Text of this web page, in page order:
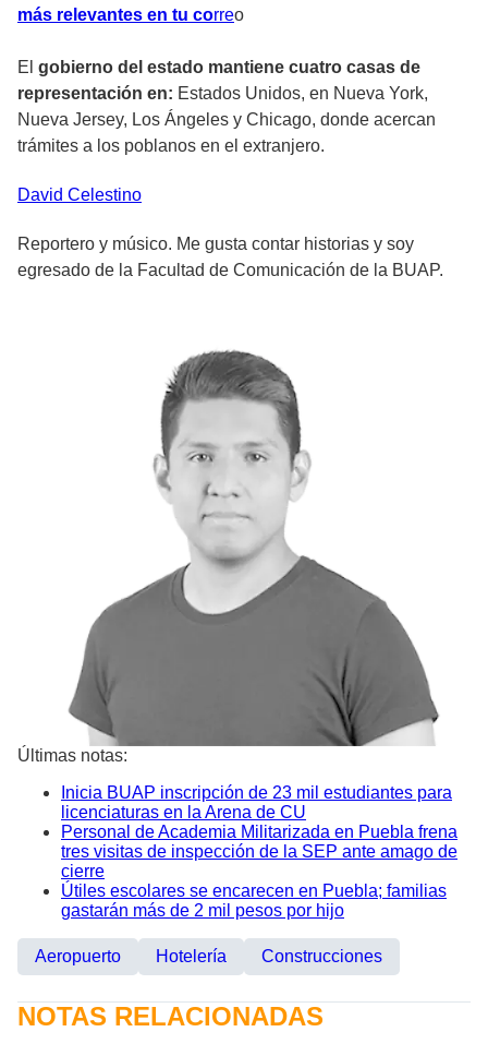
más relevantes en tu correo
El gobierno del estado mantiene cuatro casas de
representación en: Estados Unidos, en Nueva York,
Nueva Jersey, Los Ángeles y Chicago, donde acercan
trámites a los poblanos en el extranjero.
David Celestino
Reportero y músico. Me gusta contar historias y soy
egresado de la Facultad de Comunicación de la BUAP.
Últimas notas:
Inicia BUAP inscripción de 23 mil estudiantes para
licenciaturas en la Arena de CU
Personal de Academia Militarizada en Puebla frena
tres visitas de inspección de la SEP ante amago de
cierre
Útiles escolares se encarecen en Puebla; familias
gastarán más de 2 mil pesos por hijo
Aeropuerto Hotelería Construcciones
NOTAS RELACIONADAS